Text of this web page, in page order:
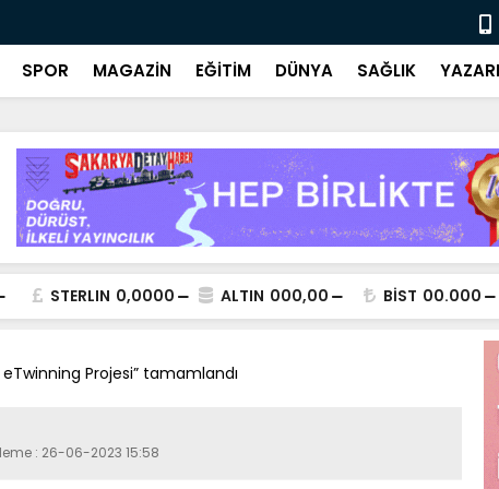
Ulusal ve
SPOR MAGAZİN EĞİTİM DÜNYA SAĞLIK
STERLIN 0,0000 ALTIN 000,00 BİST 00.000
Projesi” tamamlandı
: 26-06-2023 15:58